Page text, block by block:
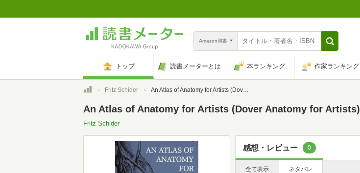
Amazon和書
トップ 読書メーターとは 本ランキング 作家ランキング
トップFritz Schider An Atlas of Anatomy for Artists (Dover Anatomy for Artists)
An Atlas of Anatomy for Artists (Dover Anatomy for Artists)
Fritz Schider
感想・レビュー 0
全て表示 ネタバレ